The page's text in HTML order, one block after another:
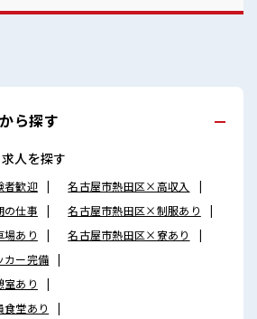
場の目の前にあるのでらくちん♪ お昼ご飯に困
ら探す
人を探す
者歓迎
名古屋市熱田区×高収入
仕事
名古屋市熱田区×制服あり
あり
名古屋市熱田区×寮あり
ー完備
あり
堂あり